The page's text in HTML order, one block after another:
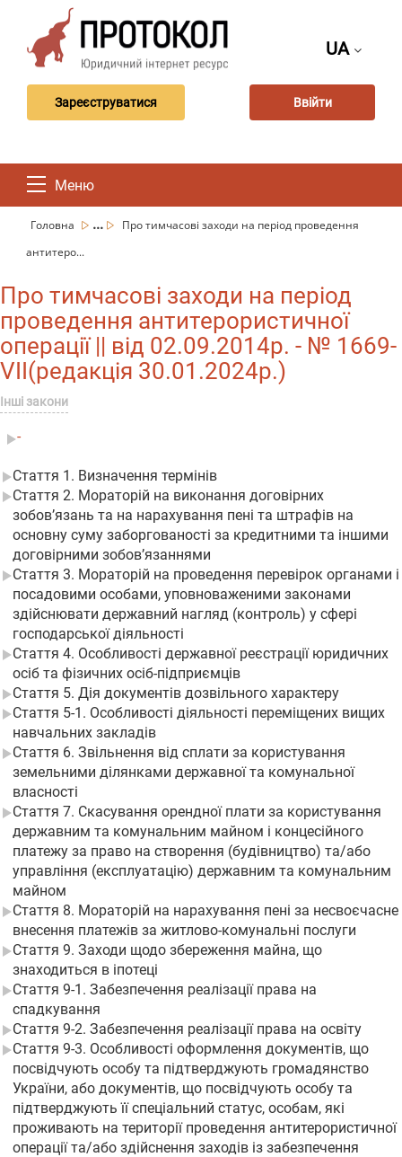
UA
Зареєструватися Ввійти
Меню
Головна ...
Про тимчасові заходи на період проведення
антитеро...
Про тимчасові заходи на період
проведення антитерористичної
операції || від 02.09.2014р. - № 1669-
VII(редакція 30.01.2024р.)
Інші закони
-
Стаття 1. Визначення термінів
Стаття 2. Мораторій на виконання договірних
зобов’язань та на нарахування пені та штрафів на
основну суму заборгованості за кредитними та іншими
договірними зобов’язаннями
Стаття 3. Мораторій на проведення перевірок органами і
посадовими особами, уповноваженими законами
здійснювати державний нагляд (контроль) у сфері
господарської діяльності
Стаття 4. Особливості державної реєстрації юридичних
осіб та фізичних осіб-підприємців
Стаття 5. Дія документів дозвільного характеру
Стаття 5-1. Особливості діяльності переміщених вищих
навчальних закладів
Стаття 6. Звільнення від сплати за користування
земельними ділянками державної та комунальної
власності
Стаття 7. Скасування орендної плати за користування
державним та комунальним майном і концесійного
платежу за право на створення (будівництво) та/або
управління (експлуатацію) державним та комунальним
майном
Стаття 8. Мораторій на нарахування пені за несвоєчасне
внесення платежів за житлово-комунальні послуги
Стаття 9. Заходи щодо збереження майна, що
знаходиться в іпотеці
Стаття 9-1. Забезпечення реалізації права на
спадкування
Стаття 9-2. Забезпечення реалізації права на освіту
Стаття 9-3. Особливості оформлення документів, що
посвідчують особу та підтверджують громадянство
України, або документів, що посвідчують особу та
підтверджують її спеціальний статус, особам, які
проживають на території проведення антитерористичної
операції та/або здійснення заходів із забезпечення